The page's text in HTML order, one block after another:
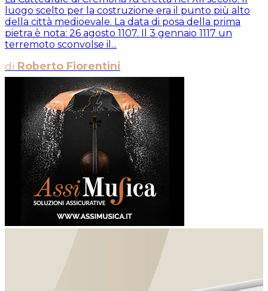
luogo scelto per la costruzione era il punto più alto
della città medioevale. La data di posa della prima
pietra è nota: 26 agosto 1107. Il 3 gennaio 1117 un
terremoto sconvolse il...
di Roberto Fiorentini